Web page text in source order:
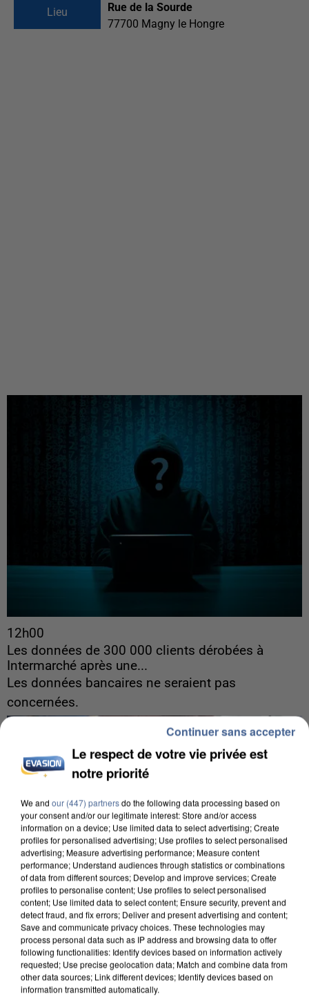
Lieu
Rue de la Sourde
77700 Magny le Hongre
12h00
Les données de 300 000 clients dérobées à
Intermarché après une...
Les données bancaires ne seraient pas
concernées.
8h00
Un second cadre de la DZ Mafia interpellé en
Algérie
Le respect de votre vie privée est
notre priorité
We and our (447) partnersdo the following data processing based on
your consent and/or our legitimate interest: Store and/or access
information on a device; Use limited data to select advertising; Create
profiles for personalised advertising; Use profiles to select personalised
advertising; Measure advertising performance; Measure content
performance; Understand audiences through statistics or combinations
of data from different sources; Develop and improve services; Create
profiles to personalise content; Use profiles to select personalised
content; Use limited data to select content; Ensure security, prevent and
detect fraud, and fix errors; Deliver and present advertising and content;
Save and communicate privacy choices. These technologies may
process personal data such as IP address and browsing data to offer
following functionalities: Identify devices based on information actively
requested; Use precise geolocation data; Match and combine data from
other data sources; Link different devices; Identify devices based on
information transmitted automatically.
Continuer sans accepter